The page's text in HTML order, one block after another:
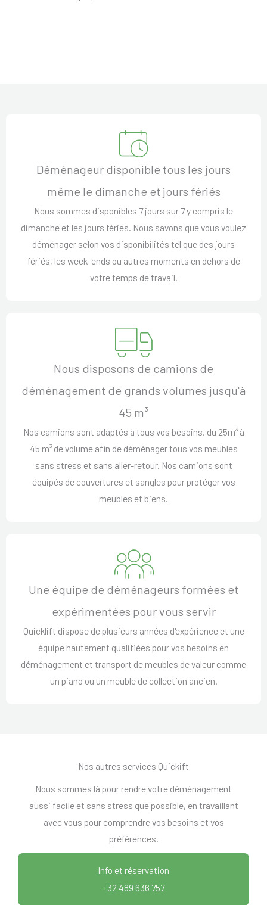
Déménageur disponible tous les jours
même le dimanche et jours fériés
Nous sommes disponibles 7 jours sur 7 y compris le
dimanche et les jours féries. Nous savons que vous voulez
déménager selon vos disponibilités tel que des jours
fériés, les week-ends ou autres moments en dehors de
votre temps de travail.
Nous disposons de camions de
déménagement de grands volumes jusqu'à
45 m³
Nos camions sont adaptés à tous vos besoins, du 25m³ à
45 m³ de volume afin de déménager tous vos meubles
sans stress et sans aller-retour. Nos camions sont
équipés de couvertures et sangles pour protéger vos
meubles et biens.
Une équipe de déménageurs formées et
expérimentées pour vous servir
Quicklift dispose de plusieurs années d'expérience et une
équipe hautement qualifiées pour vos besoins en
déménagement et transport de meubles de valeur comme
un piano ou un meuble de collection ancien.
Nos autres services Quickift
Nous sommes là pour rendre votre déménagement
aussi facile et sans stress que possible, en travaillant
avec vous pour comprendre vos besoins et vos
préférences.
Info et réservation
+32 489 636 757